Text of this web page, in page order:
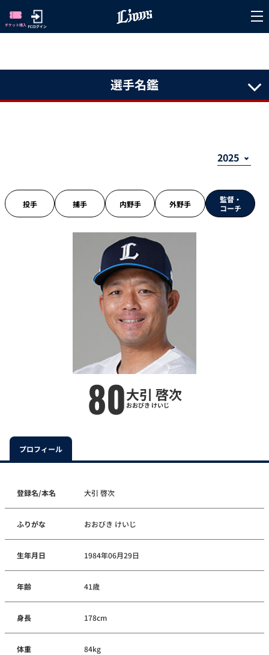
選手名鑑
投手 捕手 内野手 外野手
監督・
コーチ
80大引 啓次
おおびき けいじ
プロフィール
登録名/本名 大引 啓次
ふりがな おおびき けいじ
生年月日 1984年06月29日
年齢 41歳
身長 178cm
体重 84kg